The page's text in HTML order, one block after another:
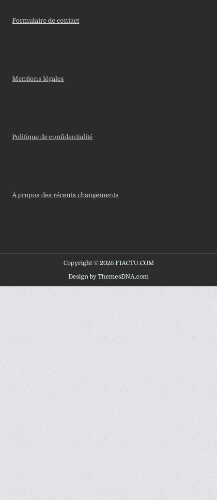
Formulaire de contact
Mentions légales
Politique de confidentialité
À propos des récents changements
Copyright © 2026 F1ACTU.COM
Design by ThemesDNA.com